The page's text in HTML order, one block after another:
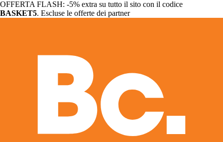
OFFERTA FLASH: -5% extra su tutto il sito con il codice
BASKET5. Escluse le offerte dei partner